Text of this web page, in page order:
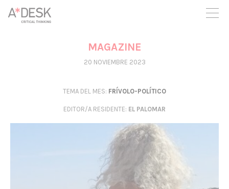
crees también en A*DESK seguimos necesitándote para poder
seguir adelante. Ahora puedes participar del proyecto y
apoyarlo.
MAGAZINE
20 NOVIEMBRE 2023
TEMA DEL MES: FRÍVOLO-POLÍTICO
EDITOR/A RESIDENTE: EL PALOMAR